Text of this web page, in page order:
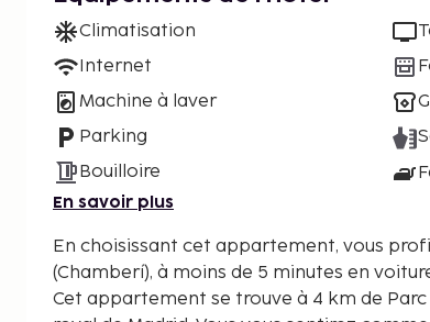
Climatisation
Internet
Machine à laver
Parking
Bouilloire
En savoir plus
En choisissant cet appartement, vous
(Chamberí), à moins de 5 minutes en
Cet appartement se trouve à 4 km de